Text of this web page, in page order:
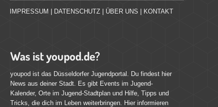
IMPRESSUM DATENSCHUTZ ÜBER UNS KONTAKT
Was ist youpod.de?
youpod ist das Düsseldorfer Jugendportal. Du findest hier
News aus deiner Stadt. Es gibt Events im Jugend-
Kalender, Orte im Jugend-Stadtplan und Hilfe, Tipps und
Tricks, die dich im Leben weiterbringen. Hier informieren